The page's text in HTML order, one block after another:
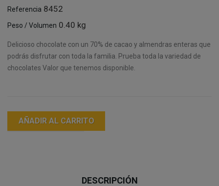
Referencia 8452
Peso / Volumen 0.40 kg
Delicioso chocolate con un 70% de cacao y almendras enteras que
podrás disfrutar con toda la familia. Prueba toda la variedad de
chocolates Valor que tenemos disponible.
AÑADIR AL CARRITO
DESCRIPCIÓN